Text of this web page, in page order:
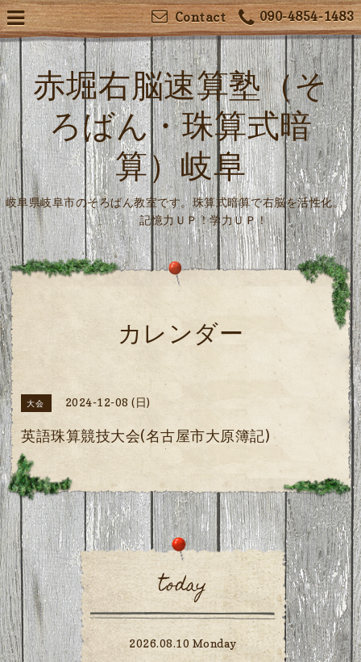
090-4854-1483
Contact
赤堀右脳速算塾（そ
ろばん・珠算式暗
算）岐阜
岐阜県岐阜市のそろばん教室です。珠算式暗算で右脳を活性化。
記憶力ＵＰ！学力ＵＰ！
カレンダー
大会 2024-12-08 (日)
英語珠算競技大会(名古屋市大原簿記)
today
2026.08.10 Monday